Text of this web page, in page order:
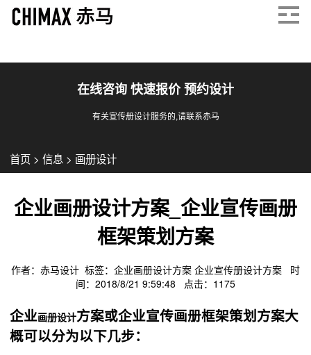
在线咨询 快速报价 预约设计
有关宣传册设计服务的,请联系赤马
首页 > 信息 > 画册设计
企业画册设计方案_企业宣传画册
框架策划方案
作者：赤马设计 标签： 企业画册设计方案 企业宣传册设计方案
时
间：2018/8/21 9:59:48 点击： 1175
企业画册设计方案或企业宣传画册框架策划方案大
概可以分为以下几步：